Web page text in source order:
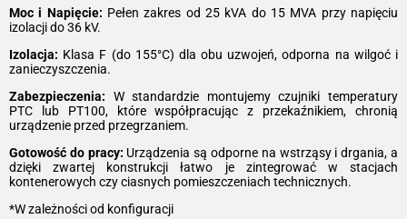
Moc i Napięcie: Pełen zakres od 25 kVA do 15 MVA przy napięciu
izolacji do 36 kV.
Izolacja: Klasa F (do 155°C) dla obu uzwojeń, odporna na wilgoć i
zanieczyszczenia.
Zabezpieczenia: W standardzie montujemy czujniki temperatury
PTC lub PT100, które współpracując z przekaźnikiem, chronią
urządzenie przed przegrzaniem.
Gotowość do pracy: Urządzenia są odporne na wstrząsy i drgania, a
dzięki zwartej konstrukcji łatwo je zintegrować w stacjach
kontenerowych czy ciasnych pomieszczeniach technicznych.
*W zależności od konfiguracji